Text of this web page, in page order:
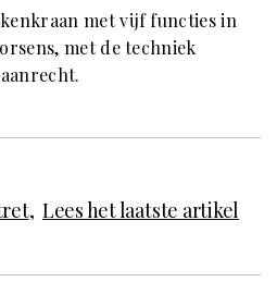
met vijf functies in
met de techniek
Lees het laatste artikel